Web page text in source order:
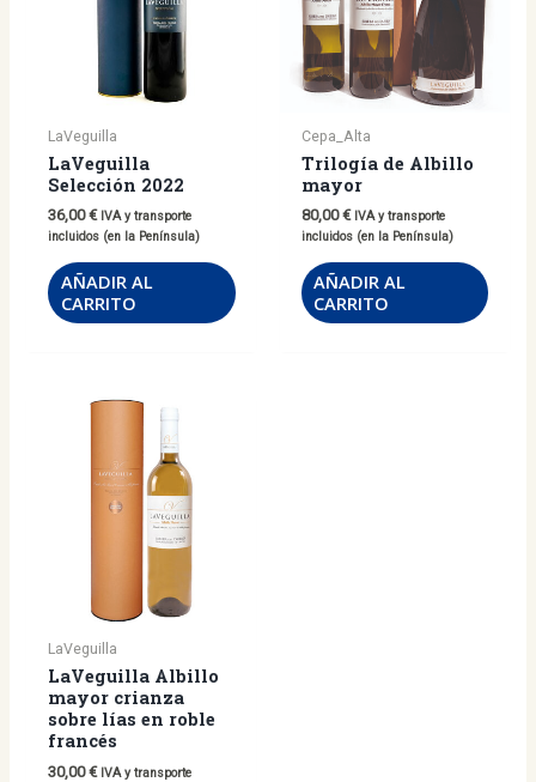
LaVeguilla
LaVeguilla
Selección 2022
36,00€ IVA y transporte
incluidos (en la Península)
AÑADIR AL
CARRITO
Cepa_Alta
Trilogía de Albillo
mayor
80,00€ IVA y transporte
incluidos (en la Península)
AÑADIR AL
CARRITO
LaVeguilla
LaVeguilla Albillo
mayor crianza
sobre lías en roble
francés
30,00€ IVA y transporte